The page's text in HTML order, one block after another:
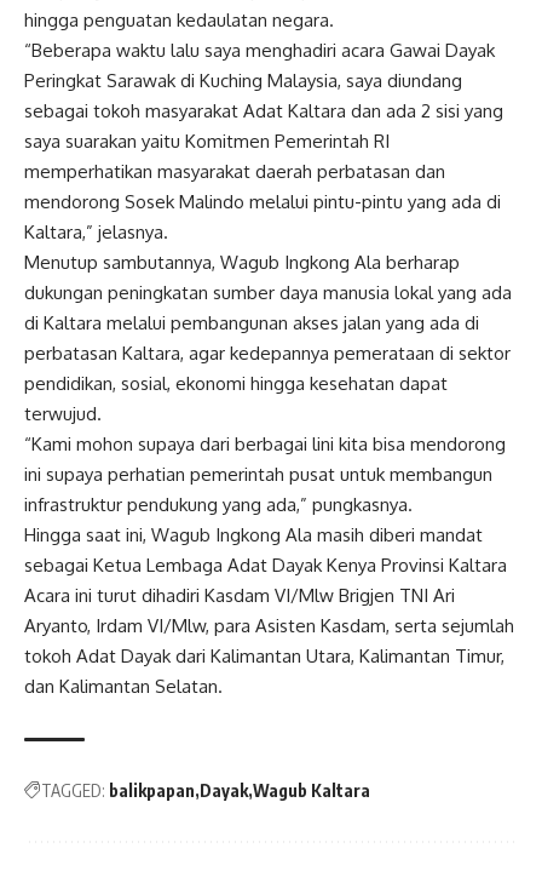
hingga penguatan kedaulatan negara.
“Beberapa waktu lalu saya menghadiri acara Gawai Dayak
Peringkat Sarawak di Kuching Malaysia, saya diundang
sebagai tokoh masyarakat Adat Kaltara dan ada 2 sisi yang
saya suarakan yaitu Komitmen Pemerintah RI
memperhatikan masyarakat daerah perbatasan dan
mendorong Sosek Malindo melalui pintu-pintu yang ada di
Kaltara,” jelasnya.
Menutup sambutannya, Wagub Ingkong Ala berharap
dukungan peningkatan sumber daya manusia lokal yang ada
di Kaltara melalui pembangunan akses jalan yang ada di
perbatasan Kaltara, agar kedepannya pemerataan di sektor
pendidikan, sosial, ekonomi hingga kesehatan dapat
terwujud.
“Kami mohon supaya dari berbagai lini kita bisa mendorong
ini supaya perhatian pemerintah pusat untuk membangun
infrastruktur pendukung yang ada,” pungkasnya.
Hingga saat ini, Wagub Ingkong Ala masih diberi mandat
sebagai Ketua Lembaga Adat Dayak Kenya Provinsi Kaltara
Acara ini turut dihadiri Kasdam VI/Mlw Brigjen TNI Ari
Aryanto, Irdam VI/Mlw, para Asisten Kasdam, serta sejumlah
tokoh Adat Dayak dari Kalimantan Utara, Kalimantan Timur,
dan Kalimantan Selatan.
TAGGED: balikpapan Dayak Wagub Kaltara